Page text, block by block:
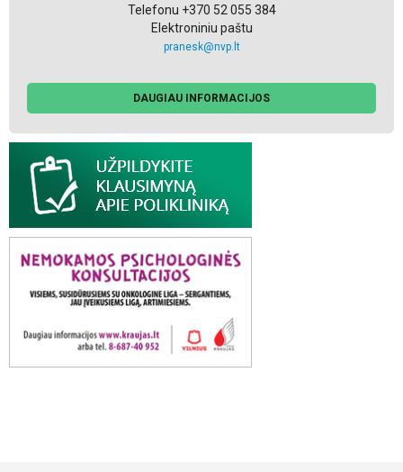
Telefonu +370 52 055 384
Elektroniniu paštu
pranesk@nvp.lt
DAUGIAU INFORMACIJOS